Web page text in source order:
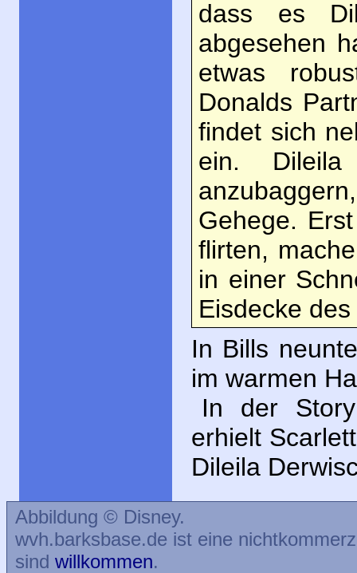
dass es
abgesehen
etwas
Donalds
findet sich
ein.
Gehege.
flirten,
in einer
Eisdecke
In Bills
im warmen
In der
erhielt
Dileila
Abbildung © Disney.
wvh.barksbase.de ist eine
sind willkommen.